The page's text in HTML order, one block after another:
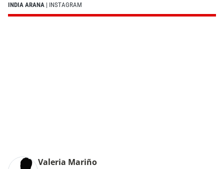
INDIA ARANA | INSTAGRAM
Valeria Mariño